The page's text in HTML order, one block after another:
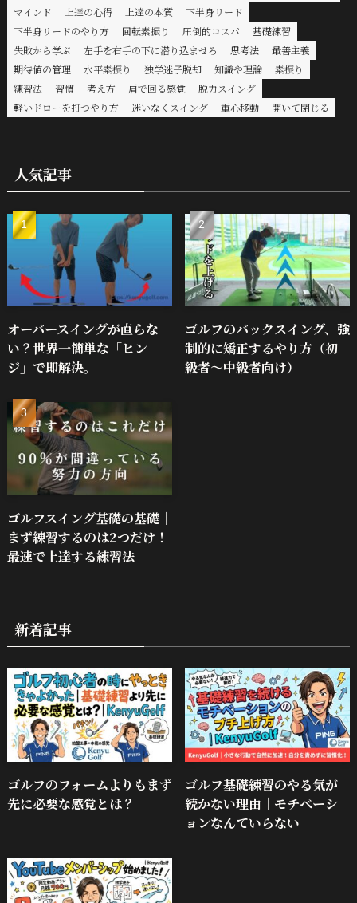
マインド
上達の心得 上達の本質
下半身リード
下半身リードのやり方
回転素振り 圧倒的コスパ
基礎練習
失敗から学ぶ
左手を右手の下に潜り込ませろ 思考法
最善主義
期待値の管理
水平素振り 独学迷子脱却 知識や理論
素振り
練習法
習慣 考え方 肩で回る感覚
脱力スイング
軽いドローを打つやり方
迷いなくスイング 重心移動 開いて閉じる
人気記事
オーバースイングが直らな
い？世界一簡単な「ヒン
ジ」で即解決。
ゴルフのバックスイング、強
制的に矯正するやり方（初
級者～中級者向け）
ゴルフスイング基礎の基礎｜
まず練習するのは2つだけ！
最速で上達する練習法
新着記事
ゴルフのフォームよりもまず
先に必要な感覚とは？
ゴルフ基礎練習のやる気が
続かない理由｜モチベーシ
ョンなんていらない